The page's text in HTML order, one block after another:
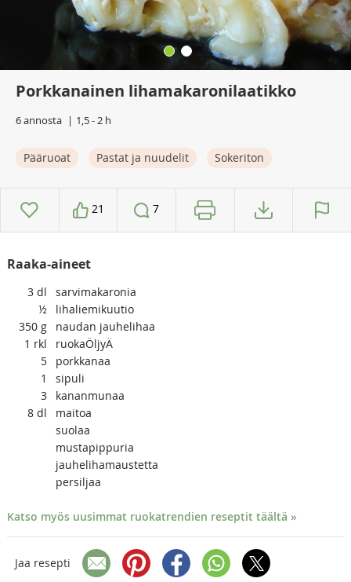
Porkkanainen lihamakaronilaatikko
6 annosta 1,5 - 2 h
Pääruoat Pastat ja nuudelit Sokeriton
21 7
Raaka-aineet
3 dl
sarvimakaronia
½
lihaliemikuutio
350 g
naudan jauhelihaa
1 rkl
ruokaÖljyÄ
5
porkkanaa
1
sipuli
3
kananmunaa
8 dl
maitoa
suolaa
mustapippuria
jauhelihamaustetta
persiljaa
Katso myös uusimmat ruokatrendien reseptit täältä »
Jaa resepti